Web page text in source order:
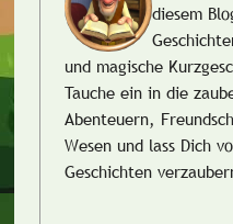
diesem
und magische
Tauche ein in die
Abenteuern,
Wesen und lass Dich
Geschichten